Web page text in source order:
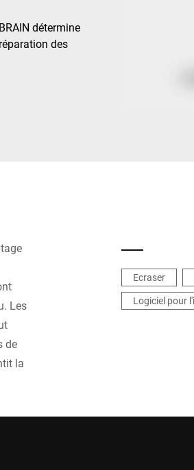
détermine
des
Les
de
la
Ecraser
Logiciel pour